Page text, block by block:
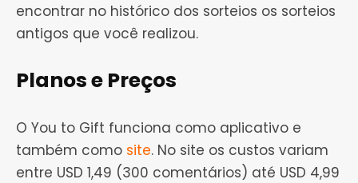
encontrar no histórico dos sorteios os sorteios
antigos que você realizou.
Planos e Preços
O You to Gift funciona como aplicativo e
também como site. No site os custos variam
entre USD 1,49 (300 comentários) até USD 4,99